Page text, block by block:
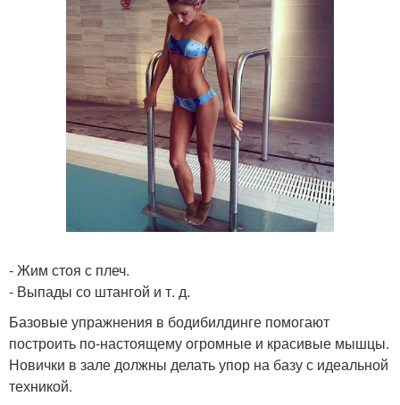
- Жим стоя с плеч.
- Выпады со штангой и т. д.
Базовые упражнения в бодибилдинге помогают
построить по-настоящему огромные и красивые мышцы.
Новички в зале должны делать упор на базу с идеальной
техникой.